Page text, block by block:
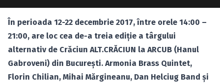
În perioada 12-22 decembrie 2017, între orele 14:00 –
21:00, are loc cea de-a treia ediţie a târgului
alternativ de Crăciun ALT.CRĂCIUN la ARCUB (Hanul
Gabroveni) din Bucureşti. Armonia Brass Quintet,
Florin Chilian, Mihai Mărgineanu, Dan Helciug Band şi